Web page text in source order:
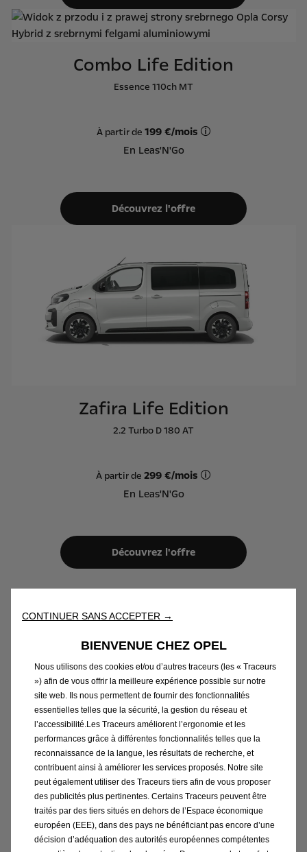
Combo Life Edition
Essence 110ch MT
À partir de 199 €/mois
En Leas'N'Go
Découvrez l'offre
Zafira Life Edition
2.2 Turbo D 180 AT
À partir de 299 €/mois
En Leas'N'Go
Découvrez l'offre
Plug-In Hybrid
CONTINUER SANS ACCEPTER →
BIENVENUE CHEZ OPEL
Nous utilisons des cookies et/ou d’autres traceurs (les « Traceurs
») afin de vous offrir la meilleure expérience possible sur notre
site web. Ils nous permettent de fournir des fonctionnalités
essentielles telles que la sécurité, la gestion du réseau et
l’accessibilité.Les Traceurs améliorent l’ergonomie et les
performances grâce à différentes fonctionnalités telles que la
reconnaissance de la langue, les résultats de recherche, et
contribuent ainsi à améliorer les services proposés. Notre site
peut également utiliser des Traceurs tiers afin de vous proposer
des publicités plus pertinentes. Certains Traceurs peuvent être
traités par des tiers situés en dehors de l’Espace économique
européen (EEE), dans des pays ne bénéficiant pas encore d’une
décision d’adéquation des autorités européennes compétentes